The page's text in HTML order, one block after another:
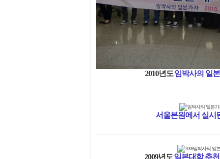
2010년도 임박사의 일
서울본원에서 실시
2009년도 일본대학 추